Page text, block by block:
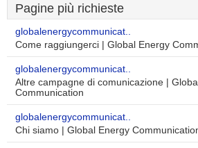
Pagine più richieste
globalenergycommunicat..
Come raggiungerci | Global Energy
globalenergycommunicat..
Altre campagne di comunicazione |
Communication
globalenergycommunicat..
Chi siamo | Global Energy